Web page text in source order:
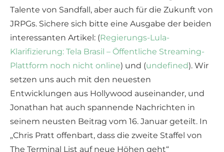
Talente von Sandfall, aber auch für die Zukunft von
JRPGs. Sichere sich bitte eine Ausgabe der beiden
interessanten Artikel: (Regierungs-Lula-
Klarifizierung: Tela Brasil – Öffentliche Streaming-
Plattform noch nicht online) und (undefined). Wir
setzen uns auch mit den neuesten
Entwicklungen aus Hollywood auseinander, und
Jonathan hat auch spannende Nachrichten in
seinem neusten Beitrag vom 16. Januar geteilt. In
„Chris Pratt offenbart, dass die zweite Staffel von
The Terminal List auf neue Höhen geht“